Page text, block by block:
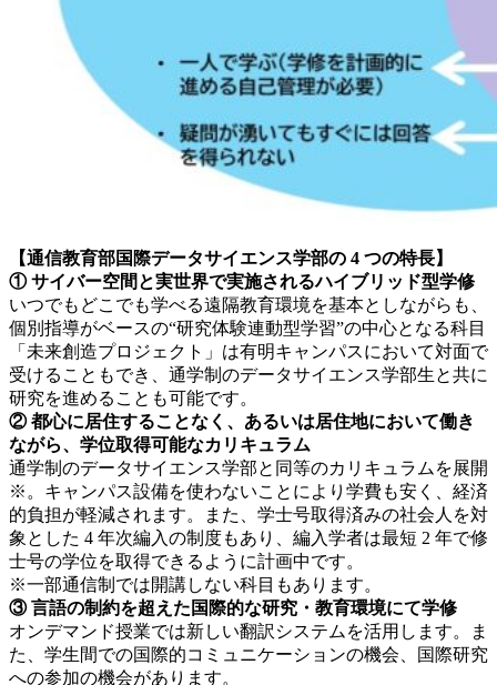
【通信教育部国際データサイエンス学部の 4 つの特長】
① サイバー空間と実世界で実施されるハイブリッド型学修
いつでもどこでも学べる遠隔教育環境を基本としながらも、
個別指導がベースの“研究体験連動型学習”の中心となる科目
「未来創造プロジェクト」は有明キャンパスにおいて対面で
受けることもでき、通学制のデータサイエンス学部生と共に
研究を進めることも可能です。
② 都心に居住することなく、あるいは居住地において働き
ながら、学位取得可能なカリキュラム
通学制のデータサイエンス学部と同等のカリキュラムを展開
※。キャンパス設備を使わないことにより学費も安く、経済
的負担が軽減されます。また、学士号取得済みの社会人を対
象とした 4 年次編入の制度もあり、編入学者は最短 2 年で修
士号の学位を取得できるように計画中です。
※一部通信制では開講しない科目もあります。
③ 言語の制約を超えた国際的な研究・教育環境にて学修
オンデマンド授業では新しい翻訳システムを活用します。ま
た、学生間での国際的コミュニケーションの機会、国際研究
への参加の機会があります。